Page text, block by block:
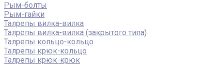
Рым-болты
Рым-гайки
Талрепы вилка-вилка
Талрепы вилка-вилка (закрытого типа)
Талрепы кольцо-кольцо
Талрепы крюк-кольцо
Талрепы крюк-крюк